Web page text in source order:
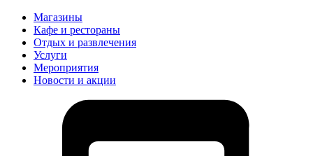
Магазины
Кафе и рестораны
Отдых и развлечения
Услуги
Мероприятия
Новости и акции